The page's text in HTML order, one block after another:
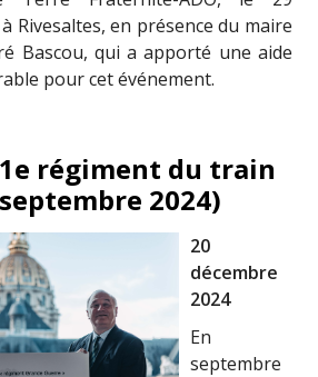
Rivesaltes, en présence du maire
Bascou, qui a apporté une aide
pour cet événement.
régiment du train
2024)
20
décembre
2024
En
septembre